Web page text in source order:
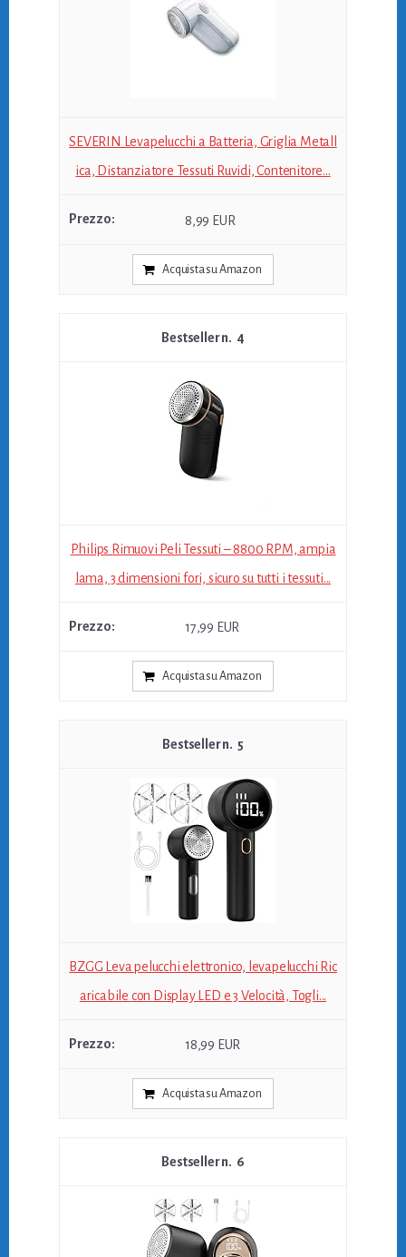
SEVERIN Levapelucchi a Batteria, Griglia Metall
ica, Distanziatore Tessuti Ruvidi, Contenitore...
8,99 EUR
Acquista su Amazon
4
Philips Rimuovi Peli Tessuti – 8800 RPM, ampia
lama, 3 dimensioni fori, sicuro su tutti i tessuti...
17,99 EUR
Acquista su Amazon
5
BZGG Leva pelucchi elettronico, levapelucchi Ric
aricabile con Display LED e 3 Velocità, Togli...
18,99 EUR
Acquista su Amazon
6